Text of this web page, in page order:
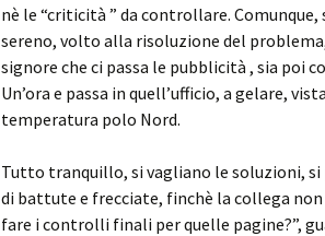
nè le “criticità ” da controllare.
sereno, volto alla risoluzione del
signore che ci passa le pubblicità , sia poi
Un’ora e passa in quell’ufficio, a gelare,
temperatura polo Nord.
Tutto tranquillo, si vagliano le soluzioni, si
di battute e frecciate, finchè la collega non
fare i controlli finali per quelle pagine?”,